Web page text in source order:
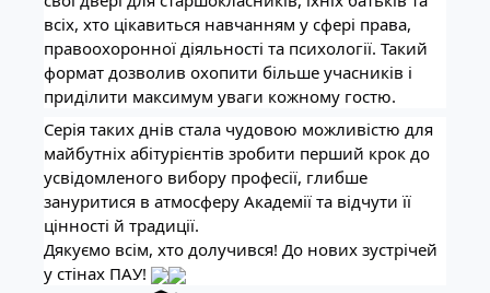
всіх, хто цікавиться навчанням у сфері права,
правоохоронної діяльності та психології. Такий
формат дозволив охопити більше учасників і
приділити максимум уваги кожному гостю.
Серія таких днів стала чудовою можливістю для
майбутніх абітурієнтів зробити перший крок до
усвідомленого вибору професії, глибше
зануритися в атмосферу Академії та відчути її
цінності й традиції.
Дякуємо всім, хто долучився! До нових зустрічей
у стінах ПАУ!